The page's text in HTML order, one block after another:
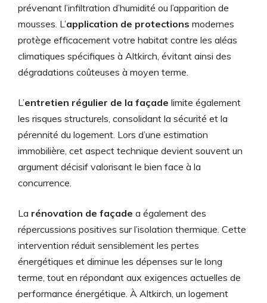
prévenant l’infiltration d’humidité ou l’apparition de
mousses. L’application de protections modernes
protège efficacement votre habitat contre les aléas
climatiques spécifiques à Altkirch, évitant ainsi des
dégradations coûteuses à moyen terme.
L’entretien régulier de la façade limite également
les risques structurels, consolidant la sécurité et la
pérennité du logement. Lors d’une estimation
immobilière, cet aspect technique devient souvent un
argument décisif valorisant le bien face à la
concurrence.
La rénovation de façade a également des
répercussions positives sur l’isolation thermique. Cette
intervention réduit sensiblement les pertes
énergétiques et diminue les dépenses sur le long
terme, tout en répondant aux exigences actuelles de
performance énergétique. À Altkirch, un logement